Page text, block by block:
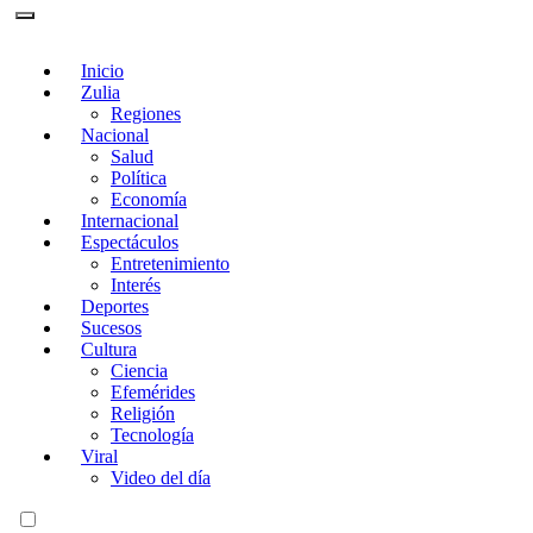
Inicio
Zulia
Regiones
Nacional
Salud
Política
Economía
Internacional
Espectáculos
Entretenimiento
Interés
Deportes
Sucesos
Cultura
Ciencia
Efemérides
Religión
Tecnología
Viral
Video del día